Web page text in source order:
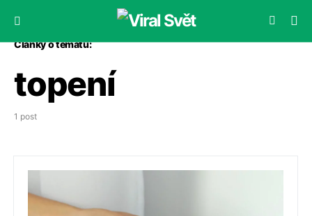
Články o tématu:
topení
1 post